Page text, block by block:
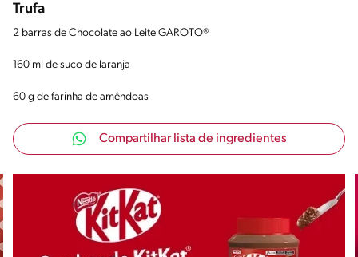
Trufa
2 barras de Chocolate ao Leite GAROTO®
160 ml de suco de laranja
60 g de farinha de amêndoas
Compartilhar lista de ingredientes